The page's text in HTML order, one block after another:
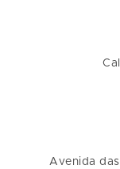
Avenida